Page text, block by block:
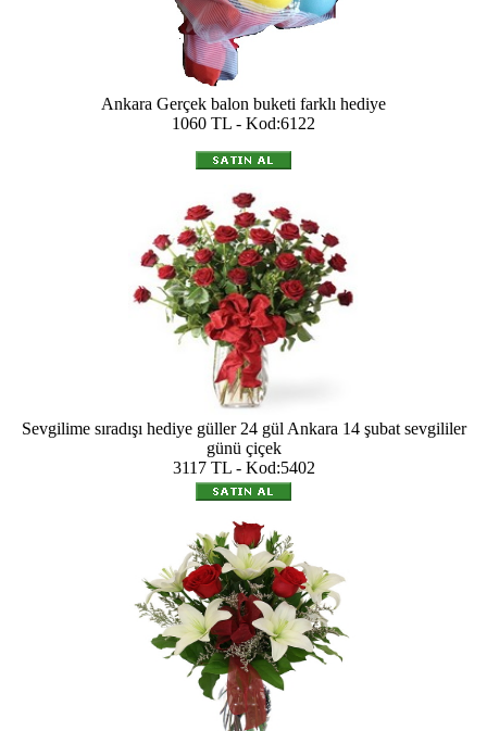
Ankara Gerçek balon buketi farklı hediye
1060 TL - Kod:6122
Sevgilime sıradışı hediye güller 24 gül Ankara 14 şubat sevgililer
günü çiçek
3117 TL - Kod:5402